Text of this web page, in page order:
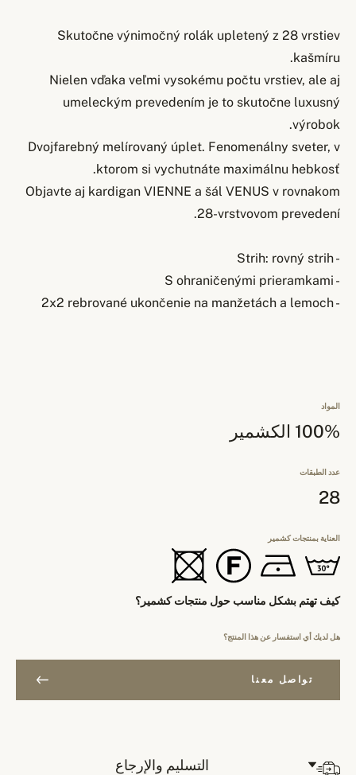
Skutočne výnimočný rolák upletený z 28 vrstiev
kašmíru.
Nielen vďaka veľmi vysokému počtu vrstiev, ale aj
umeleckým prevedením je to skutočne luxusný
výrobok.
Dvojfarebný melírovaný úplet. Fenomenálny sveter, v
ktorom si vychutnáte maximálnu hebkosť.
Objavte aj kardigan VIENNE a šál VENUS v rovnakom
28-vrstvovom prevedení.
- Strih: rovný strih
- S ohraničenými prieramkami
- 2x2 rebrované ukončenie na manžetách a lemoch
المواد
100% الكشمير
عدد الطبقات
28
العناية بمنتجات كشمير
كيف تهتم بشكل مناسب حول منتجات كشمير؟
هل لديك أي استفسار عن هذا المنتج؟
تواصل معنا
التسليم والإرجاع